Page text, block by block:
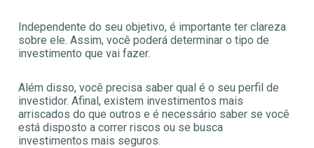
Independente do seu objetivo, é importante ter clareza
sobre ele. Assim, você poderá determinar o tipo de
investimento que vai fazer.
Além disso, você precisa saber qual é o seu perfil de
investidor. Afinal, existem investimentos mais
arriscados do que outros e é necessário saber se você
está disposto a correr riscos ou se busca
investimentos mais seguros.